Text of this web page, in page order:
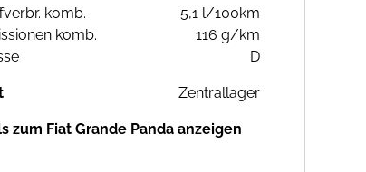
komb.
5,1 l/100km
komb.
116 g/km
D
Zentrallager
zum Fiat Grande Panda anzeigen